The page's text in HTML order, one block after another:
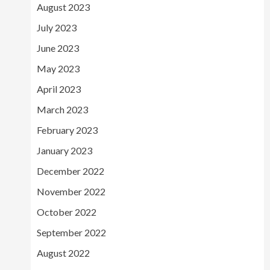
August 2023
July 2023
June 2023
May 2023
April 2023
March 2023
February 2023
January 2023
December 2022
November 2022
October 2022
September 2022
August 2022